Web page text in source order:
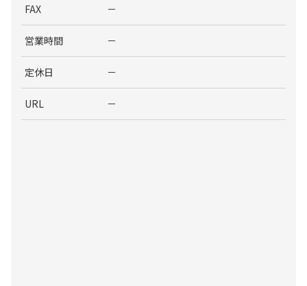
FAX －
営業時間 －
定休日 －
URL －